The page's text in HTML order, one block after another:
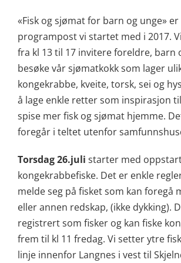
«Fisk og sjømat for barn og unge» er
programpost vi startet med i 2017.
fra kl 13 til 17 invitere foreldre, barn
besøke vår sjømatkokk som lager
kongekrabbe, kveite, torsk, sei og
å lage enkle retter som inspirasjon
spise mer fisk og sjømat hjemme.
foregår i teltet utenfor
Torsdag 26.juli starter med
kongekrabbefiske. Det er enkle
melde seg på fisket som kan foregå
eller annen redskap, (ikke dykking).
registrert som fisker og kan fiske
frem til kl 11 fredag. Vi setter ytre
linje innenfor Langnes i vest til